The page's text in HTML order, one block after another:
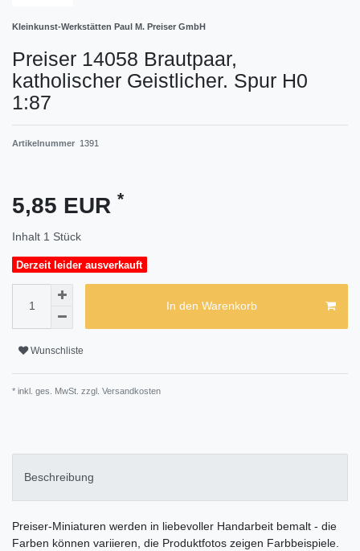
Kleinkunst-Werkstätten Paul M. Preiser GmbH
Preiser 14058 Brautpaar,
katholischer Geistlicher. Spur H0
1:87
Artikelnummer 1391
5,85 EUR *
Inhalt 1 Stück
Derzeit leider ausverkauft
In den Warenkorb
Wunschliste
* inkl. ges. MwSt. zzgl. Versandkosten
Beschreibung
Preiser-Miniaturen werden in liebevoller Handarbeit bemalt - die
Farben können variieren, die Produktfotos zeigen Farbbeispiele.